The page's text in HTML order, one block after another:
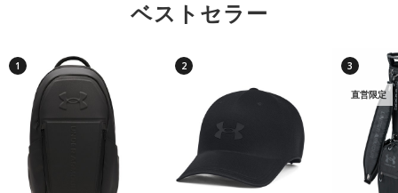
ベストセラー
1 2 3
直営限定